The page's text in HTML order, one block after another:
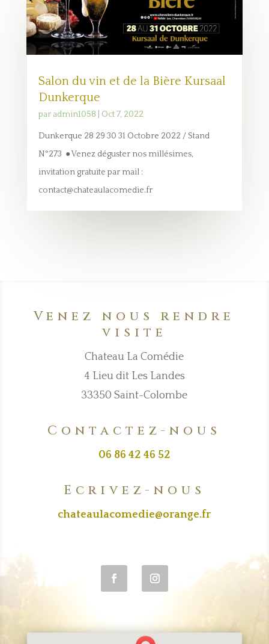
Salon du vin et de la Bière Kursaal
Dunkerque
par admin1058 Oct 7, 2022
Dunkerque 28 29 30 31 Octobre 2022 / Stand
N°273 ● Venez déguster nos millésimes,
invitation gratuite par mail :
contact@chateaulacomedie.fr
Venez nous rendre
visite
Chateau La Comédie
4 Lieu dit Les Landes
33350 Saint-Colombe
Contactez-nous
06 86 42 46 52
Ecrivez-nous
chateaulacomedie@orange.fr